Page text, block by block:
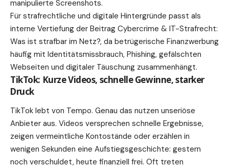
manipulierte Screenshots.
Für strafrechtliche und digitale Hintergründe passt als
interne Vertiefung der Beitrag Cybercrime & IT-Strafrecht:
Was ist strafbar im Netz?, da betrügerische Finanzwerbung
häufig mit Identitätsmissbrauch, Phishing, gefälschten
Webseiten und digitaler Täuschung zusammenhängt.
TikTok: Kurze Videos, schnelle Gewinne, starker
Druck
TikTok lebt von Tempo. Genau das nutzen unseriöse
Anbieter aus. Videos versprechen schnelle Ergebnisse,
zeigen vermeintliche Kontostände oder erzählen in
wenigen Sekunden eine Aufstiegsgeschichte: gestern
noch verschuldet, heute finanziell frei. Oft treten